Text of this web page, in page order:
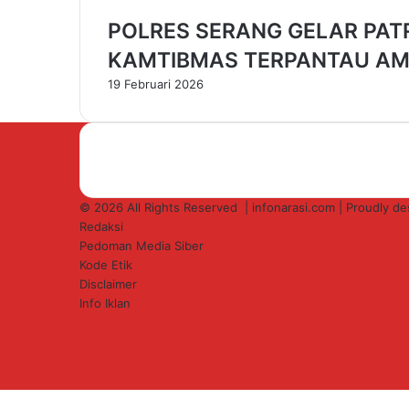
a
a
g
i
B
r
a
POLRES SERANG GELAR
KAMTIBMAS TERPANTAU
19 Februari 2026
© 2026 All Rights Reserved | infonarasi.com | Proudly
Redaksi
Pedoman Media Siber
Kode Etik
Disclaimer
Info Iklan